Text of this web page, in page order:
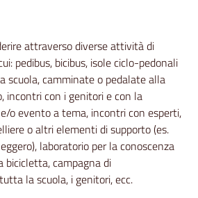
attraverso diverse attività di
pedibus, bicibus, isole ciclo-pedonali
scuola, camminate o pedalate alla
incontri con i genitori e con la
o evento a tema, incontri con esperti,
o altri elementi di supporto (es.
laboratorio per la conoscenza
bicicletta, campagna di
la scuola, i genitori, ecc.